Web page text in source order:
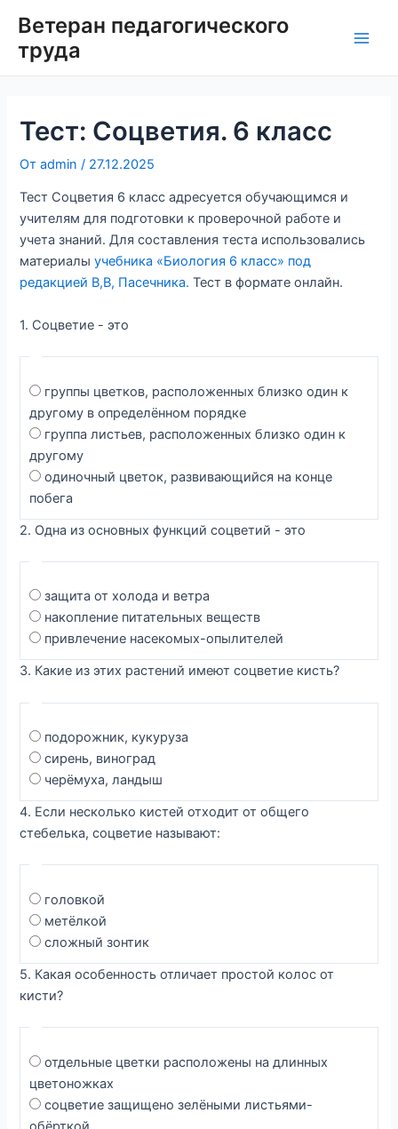
содержимому
Ветеран педагогического
труда
Тест: Соцветия. 6 класс
Отadmin/ 27.12.2025
Тест Соцветия 6 класс адресуется обучающимся и
учителям для подготовки к проверочной работе и
учета знаний. Для составления теста использовались
материалыучебника «Биология 6 класс» под
редакцией В,В, Пасечника. Тест в формате онлайн.
1. Соцветие - это
группы цветков, расположенных близко один к
другому в определённом порядке
группа листьев, расположенных близко один к
другому
одиночный цветок, развивающийся на конце
побега
2. Одна из основных функций соцветий - это
защита от холода и ветра
накопление питательных веществ
привлечение насекомых-опылителей
3. Какие из этих растений имеют соцветие кисть?
подорожник, кукуруза
сирень, виноград
черёмуха, ландыш
4. Если несколько кистей отходит от общего
стебелька, соцветие называют:
головкой
метёлкой
сложный зонтик
5. Какая особенность отличает простой колос от
кисти?
отдельные цветки расположены на длинных
цветоножках
соцветие защищено зелёными листьями-